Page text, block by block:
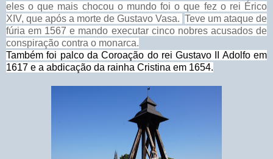
eles o que mais chocou o mundo foi o que fez o rei Érico
XIV, que após a morte de Gustavo Vasa. Teve um ataque de
fúria em 1567 e mando executar cinco nobres acusados de
conspiração contra o monarca.
Também foi palco da Coroação do rei Gustavo II Adolfo em
1617 e a abdicação da rainha Cristina em 1654.